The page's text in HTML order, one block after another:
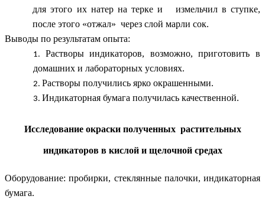
для этого их натер на терке и измельчил в ступке,
после этого «отжал» через слой марли сок.
Выводы по результатам опыта:
Растворы индикаторов, возможно, приготовить в
домашних и лабораторных условиях.
Растворы получились ярко окрашенными.
Индикаторная бумага получилась качественной.
Исследование окраски полученных растительных
индикаторов в кислой и щелочной средах
Оборудование: пробирки, стеклянные палочки, индикаторная
бумага.